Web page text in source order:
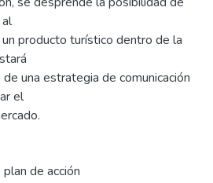
producto turístico dentro de la
una estrategia de comunicación
el
plan de acción